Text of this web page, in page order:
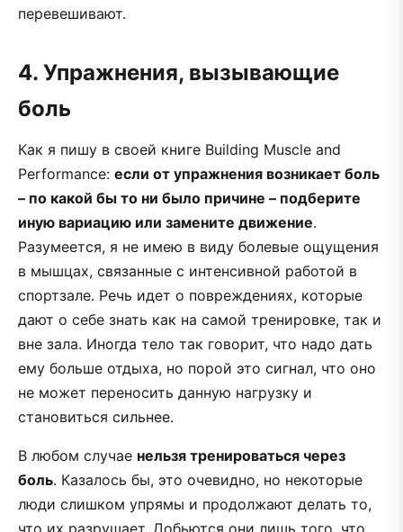
перевешивают.
4. Упражнения, вызывающие
боль
Как я пишу в своей книге Building Muscle and
Performance: если от упражнения возникает боль
– по какой бы то ни было причине – подберите
иную вариацию или замените движение.
Разумеется, я не имею в виду болевые ощущения
в мышцах, связанные с интенсивной работой в
спортзале. Речь идет о повреждениях, которые
дают о себе знать как на самой тренировке, так и
вне зала. Иногда тело так говорит, что надо дать
ему больше отдыха, но порой это сигнал, что оно
не может переносить данную нагрузку и
становиться сильнее.
В любом случае нельзя тренироваться через
боль. Казалось бы, это очевидно, но некоторые
люди слишком упрямы и продолжают делать то,